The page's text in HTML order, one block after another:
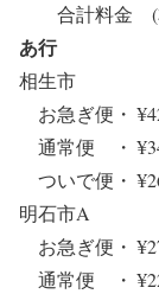
合計料金 (本
あ行
相生市
お急ぎ便・
通常便 ・
ついで便・
明石市A
お急ぎ便・
通常便 ・